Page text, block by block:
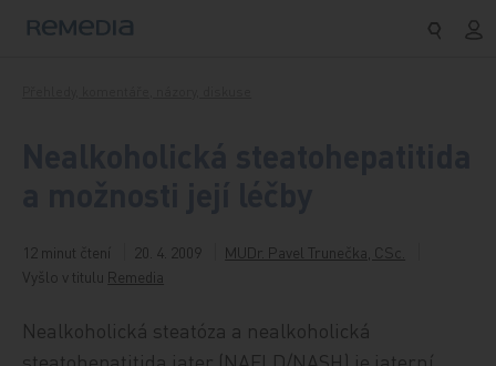
12 minut čtení 20. 4. 2009
MUDr. Pavel Trunečka, CSc.
Vyšlo v titulu Remedia
Nealkoholická steatóza a nealkoholická